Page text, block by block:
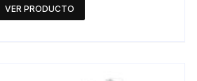
VER PRODUCTO